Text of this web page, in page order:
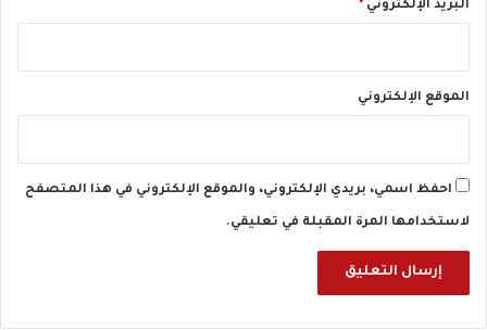
البريد الإلكتروني *
الموقع الإلكتروني
احفظ اسمي، بريدي الإلكتروني، والموقع الإلكتروني في هذا المتصفح
لاستخدامها المرة المقبلة في تعليقي.